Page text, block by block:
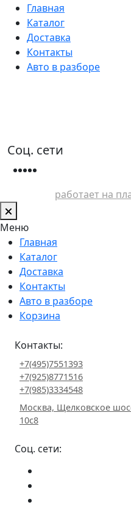
Главная
Каталог
Доставка
Контакты
Авто в разборе
Соц. сети
работает на
Меню
Главная
Каталог
Доставка
Контакты
Авто в разборе
Корзина
Контакты:
+7(495)7551393
+7(925)8771516
+7(985)3334548
Москва, Щелковское
10с8
Соц. сети: